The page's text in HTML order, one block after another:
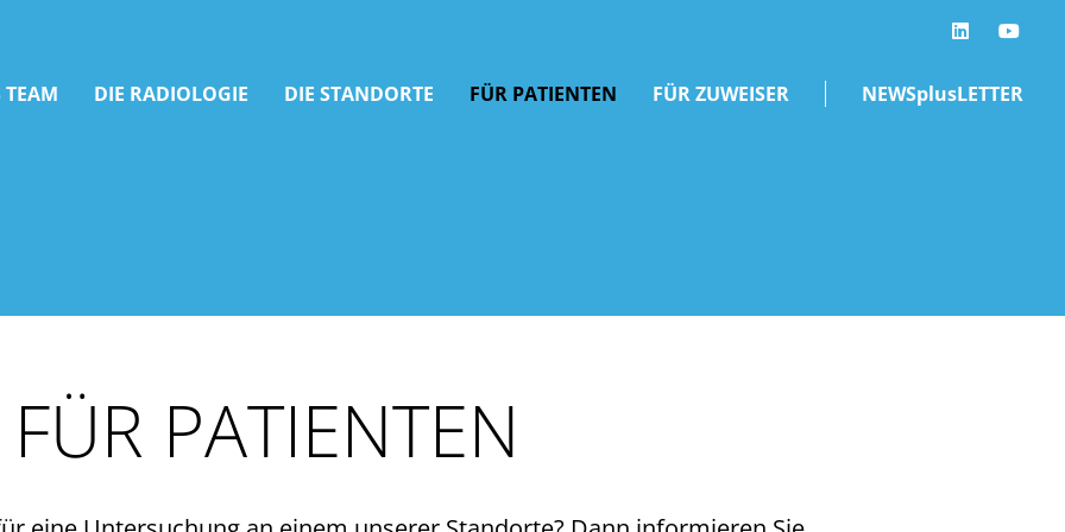
LinkedIn
TEAM DIE RADIOLOGIE DIE STANDORTE FÜR PATIENTEN FÜR ZUWEISER NEWSplusLETTER
FÜR PATIENTEN